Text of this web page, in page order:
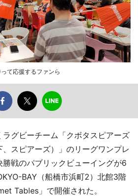
て応援するファンら
グビーチーム「クボタスピアーズ
スピアーズ）」のリーグワンプレ
戦のパブリックビューイングが6
BAY（船橋市浜町2）北館3階
Tables」で開催された。